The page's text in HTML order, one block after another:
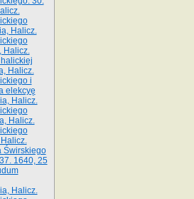
Halicz.
Halicz.
Halicz.
i
elekcyę
Halicz.
Halicz.
Świrskiego
1640, 25
Halicz.